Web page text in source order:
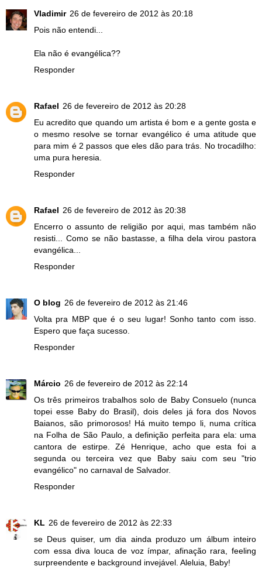
Vladimir 26 de fevereiro de 2012 às 20:18
Pois não entendi...
Ela não é evangélica??
Responder
Rafael 26 de fevereiro de 2012 às 20:28
Eu acredito que quando um artista é bom e a gente gosta e
o mesmo resolve se tornar evangélico é uma atitude que
para mim é 2 passos que eles dão para trás. No trocadilho:
uma pura heresia.
Responder
Rafael 26 de fevereiro de 2012 às 20:38
Encerro o assunto de religião por aqui, mas também não
resisti... Como se não bastasse, a filha dela virou pastora
evangélica...
Responder
O blog 26 de fevereiro de 2012 às 21:46
Volta pra MBP que é o seu lugar! Sonho tanto com isso.
Espero que faça sucesso.
Responder
Márcio 26 de fevereiro de 2012 às 22:14
Os três primeiros trabalhos solo de Baby Consuelo (nunca
topei esse Baby do Brasil), dois deles já fora dos Novos
Baianos, são primorosos! Há muito tempo li, numa crítica
na Folha de São Paulo, a definição perfeita para ela: uma
cantora de estirpe. Zé Henrique, acho que esta foi a
segunda ou terceira vez que Baby saiu com seu "trio
evangélico" no carnaval de Salvador.
Responder
KL 26 de fevereiro de 2012 às 22:33
se Deus quiser, um dia ainda produzo um álbum inteiro
com essa diva louca de voz ímpar, afinação rara, feeling
surpreendente e background invejável. Aleluia, Baby!